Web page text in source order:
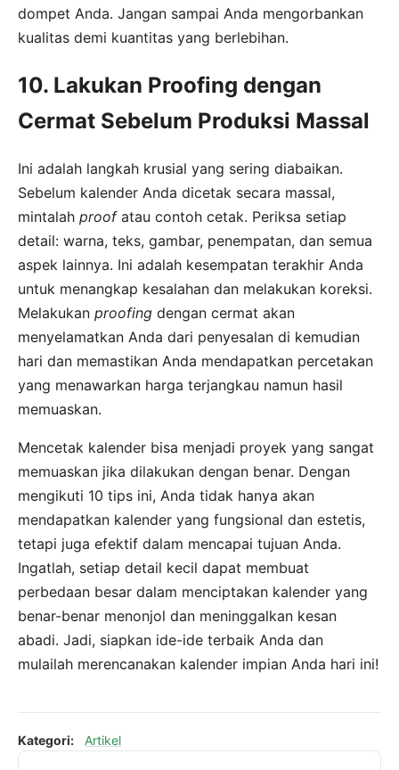
dompet Anda. Jangan sampai Anda mengorbankan
kualitas demi kuantitas yang berlebihan.
10. Lakukan Proofing dengan
Cermat Sebelum Produksi Massal
Ini adalah langkah krusial yang sering diabaikan.
Sebelum kalender Anda dicetak secara massal,
mintalah proofatau contoh cetak. Periksa setiap
detail: warna, teks, gambar, penempatan, dan semua
aspek lainnya. Ini adalah kesempatan terakhir Anda
untuk menangkap kesalahan dan melakukan koreksi.
Melakukan proofing dengan cermat akan
menyelamatkan Anda dari penyesalan di kemudian
hari dan memastikan Anda mendapatkan percetakan
yang menawarkan harga terjangkau namun hasil
memuaskan.
Mencetak kalender bisa menjadi proyek yang sangat
memuaskan jika dilakukan dengan benar. Dengan
mengikuti 10 tips ini, Anda tidak hanya akan
mendapatkan kalender yang fungsional dan estetis,
tetapi juga efektif dalam mencapai tujuan Anda.
Ingatlah, setiap detail kecil dapat membuat
perbedaan besar dalam menciptakan kalender yang
benar-benar menonjol dan meninggalkan kesan
abadi. Jadi, siapkan ide-ide terbaik Anda dan
mulailah merencanakan kalender impian Anda hari ini!
Kategori: Artikel